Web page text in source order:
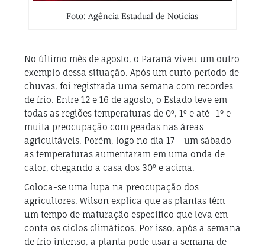
Foto: Agência Estadual de Notícias
No último mês de agosto, o Paraná viveu um outro
exemplo dessa situação. Após um curto período de
chuvas, foi registrada uma semana com recordes
de frio. Entre 12 e 16 de agosto, o Estado teve em
todas as regiões temperaturas de 0º, 1º e até -1° e
muita preocupação com geadas nas áreas
agricultáveis. Porém, logo no dia 17 – um sábado –
as temperaturas aumentaram em uma onda de
calor, chegando a casa dos 30º e acima.
Coloca-se uma lupa na preocupação dos
agricultores. Wilson explica que as plantas têm
um tempo de maturação específico que leva em
conta os ciclos climáticos. Por isso, após a semana
de frio intenso, a planta pode usar a semana de